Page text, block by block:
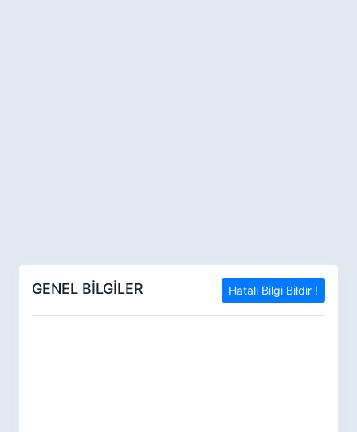
GENEL BİLGİLER Hatalı Bilgi Bildir !